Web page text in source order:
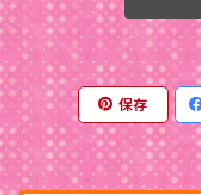
ウェーブ
骨格スタイルストレート
ナチュラル
ウェーブ
ナチュラル
ストレート
ウェーブ
ウェーブ
ストレート
ウェーブ
保存